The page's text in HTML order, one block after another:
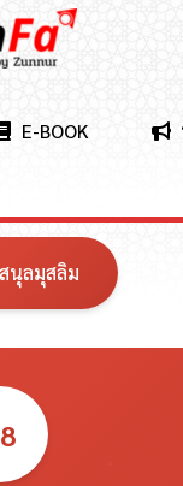
E-BOOK
นุลมุสลิม